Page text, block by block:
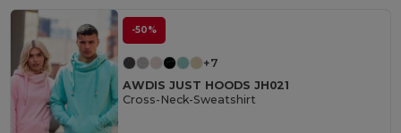
-50%
+7
AWDIS JUST HOODS JH021
Cross-Neck-Sweatshirt